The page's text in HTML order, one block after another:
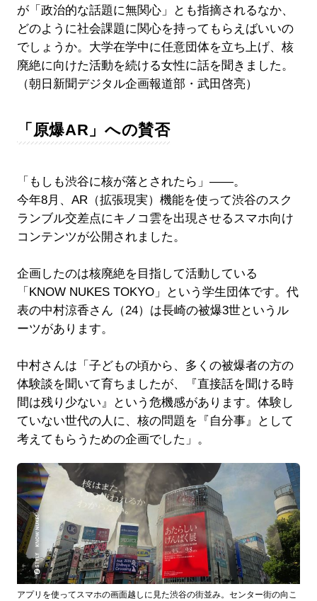
が「政治的な話題に無関心」とも指摘されるなか、
どのように社会課題に関心を持ってもらえばいいの
でしょうか。大学在学中に任意団体を立ち上げ、核
廃絶に向けた活動を続ける女性に話を聞きました。
（朝日新聞デジタル企画報道部・武田啓亮）
「原爆AR」への賛否
「もしも渋谷に核が落とされたら」――。
今年8月、AR（拡張現実）機能を使って渋谷のスク
ランブル交差点にキノコ雲を出現させるスマホ向け
コンテンツが公開されました。
企画したのは核廃絶を目指して活動している
「KNOW NUKES TOKYO」という学生団体です。代
表の中村涼香さん（24）は長崎の被爆3世というル
ーツがあります。
中村さんは「子どもの頃から、多くの被爆者の方の
体験談を聞いて育ちましたが、『直接話を聞ける時
間は残り少ない』という危機感があります。体験し
ていない世代の人に、核の問題を『自分事』として
考えてもらうための企画でした」。
アプリを使ってスマホの画面越しに見た渋谷の街並み。センター街の向こ